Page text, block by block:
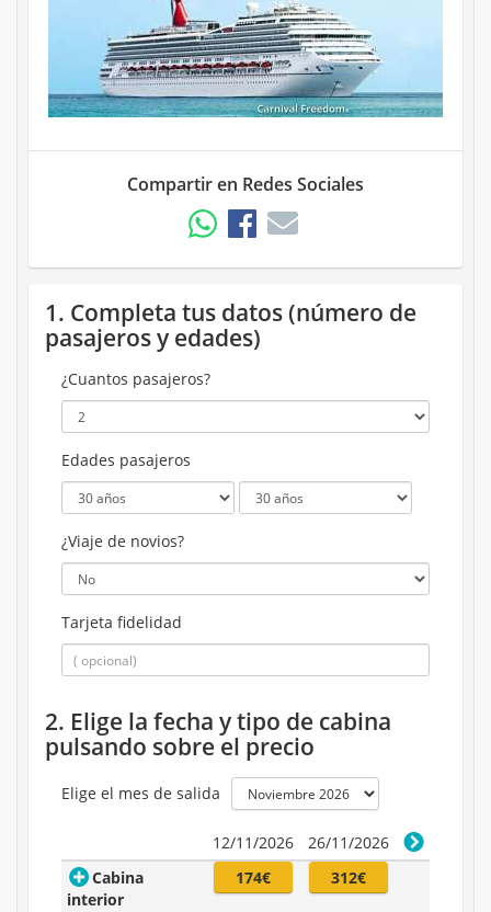
Compartir en Redes Sociales
1. Completa tus datos (número de
pasajeros y edades)
¿Cuantos pasajeros?
Edades pasajeros
¿Viaje de novios?
Tarjeta fidelidad
2. Elige la fecha y tipo de cabina
pulsando sobre el precio
Elige el mes de salida
12/11/2026
26/11/2026
Cabina
interior
174€ 312€